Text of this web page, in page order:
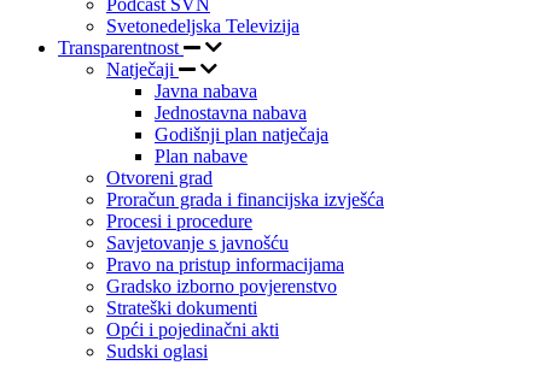
Svetonedeljska Televizija
Transparentnost
Natječaji
Javna nabava
Jednostavna nabava
Godišnji plan natječaja
Plan nabave
Otvoreni grad
Proračun grada i financijska izvješća
Procesi i procedure
Savjetovanje s javnošću
Pravo na pristup informacijama
Gradsko izborno povjerenstvo
Strateški dokumenti
Opći i pojedinačni akti
Sudski oglasi